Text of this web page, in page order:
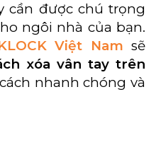
cần được chú trọng
ngôi nhà của bạn.
Việt Nam sẽ
xóa vân tay trên
nhanh chóng và